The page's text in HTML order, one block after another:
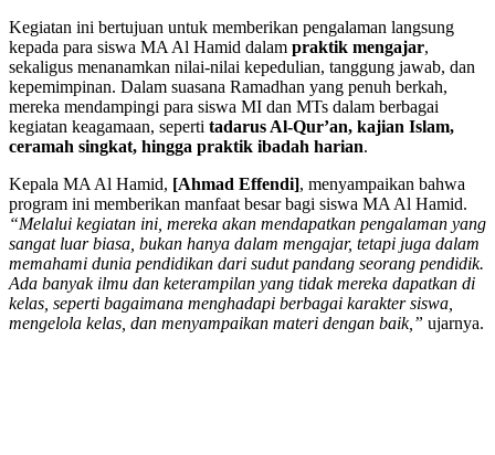
Kegiatan ini bertujuan untuk memberikan pengalaman langsung
kepada para siswa MA Al Hamid dalam praktik mengajar,
sekaligus menanamkan nilai-nilai kepedulian, tanggung jawab, dan
kepemimpinan. Dalam suasana Ramadhan yang penuh berkah,
mereka mendampingi para siswa MI dan MTs dalam berbagai
kegiatan keagamaan, seperti tadarus Al-Qur’an, kajian Islam,
ceramah singkat, hingga praktik ibadah harian.
Kepala MA Al Hamid, [Ahmad Effendi], menyampaikan bahwa
program ini memberikan manfaat besar bagi siswa MA Al Hamid.
“Melalui kegiatan ini, mereka akan mendapatkan pengalaman yang
sangat luar biasa, bukan hanya dalam mengajar, tetapi juga dalam
memahami dunia pendidikan dari sudut pandang seorang pendidik.
Ada banyak ilmu dan keterampilan yang tidak mereka dapatkan di
kelas, seperti bagaimana menghadapi berbagai karakter siswa,
mengelola kelas, dan menyampaikan materi dengan baik,” ujarnya.